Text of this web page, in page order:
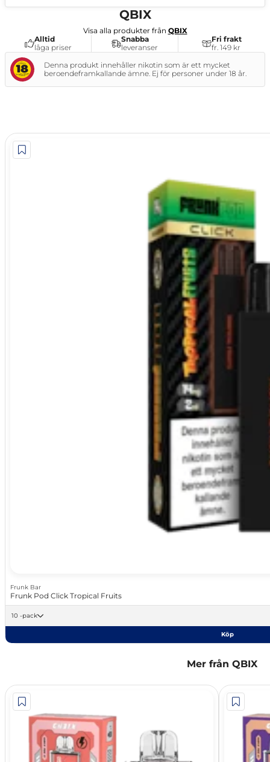
QBIX
Visa alla produkter från QBIX
Alltid
låga priser
Snabba
leveranser
Fri frakt
fr. 149 kr
Denna produkt innehåller nikotin som är ett mycket
beroendeframkallande ämne. Ej för personer under 18 år.
Frunk Bar
Frunk Pod Click Tropical Fruits
10 -pack
Köp
Mer från QBIX